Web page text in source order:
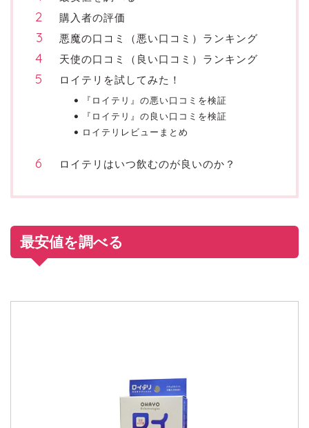
購入者の評価
悪魔の口コミ（悪い口コミ）ランキング
天使の口コミ（良い口コミ）ランキング
ロイテリを試してみた！
『ロイテリ』の悪い口コミを検証
『ロイテリ』の良い口コミを検証
ロイテリレビューまとめ
ロイテリはいつ飲むのが良いのか？
最安値を調べる